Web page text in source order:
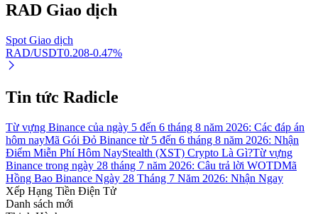
Bitrue
AI
RAD Giao dịch
Spot Giao dịch
RAD/USDT0.208-0.47%
Tin tức Radicle
Từ vựng Binance của ngày 5 đến 6 tháng 8 năm 2026: Các đáp án
hôm nayMã Gói Đỏ Binance từ 5 đến 6 tháng 8 năm 2026: Nhận
Điểm Miễn Phí Hôm NayStealth (XST) Crypto Là Gì?Từ vựng
Binance trong ngày 28 tháng 7 năm 2026: Câu trả lời WOTDMã
Hồng Bao Binance Ngày 28 Tháng 7 Năm 2026: Nhận Ngay
Xếp Hạng Tiền Điện Tử
Danh sách mới